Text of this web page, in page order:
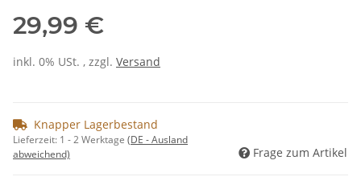
29,99 €
inkl. 0% USt. , zzgl. Versand
Knapper Lagerbestand
Lieferzeit: 1 - 2 Werktage (DE - Ausland
abweichend)
Frage zum Artikel